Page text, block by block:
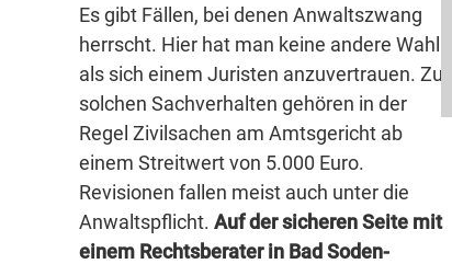
Es gibt Fällen, bei denen Anwaltszwang
herrscht. Hier hat man keine andere Wahl
als sich einem Juristen anzuvertrauen. Zu
solchen Sachverhalten gehören in der
Regel Zivilsachen am Amtsgericht ab
einem Streitwert von 5.000 Euro.
Revisionen fallen meist auch unter die
Anwaltspflicht. Auf der sicheren Seite mit
einem Rechtsberater in Bad Soden-